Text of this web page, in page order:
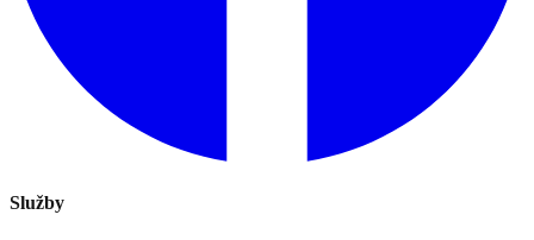
Služby